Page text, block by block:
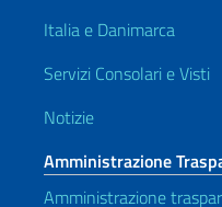
Italia e Danimarca
Servizi Consolari e Visti
Notizie
Amministrazione
Amministrazione